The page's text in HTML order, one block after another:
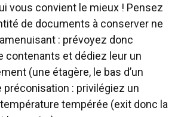
vous convient le mieux ! Pensez
de documents à conserver ne
: prévoyez donc
contenants et dédiez leur un
(une étagère, le bas d’un
: privilégiez un
tempérée (exit donc la